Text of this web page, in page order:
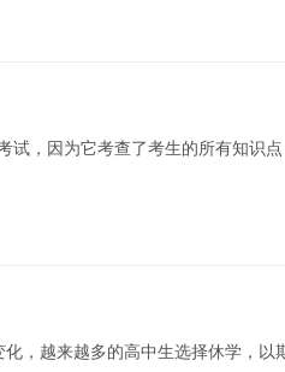
，因为它考查了考生的所有知识
，越来越多的高中生选择休学，以